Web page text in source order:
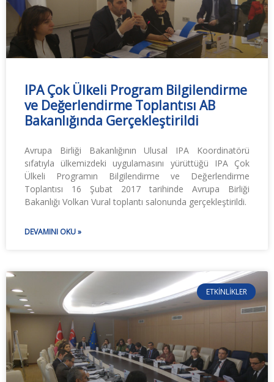
IPA Çok Ülkeli Program Bilgilendirme
ve Değerlendirme Toplantısı AB
Bakanlığında Gerçekleştirildi
Avrupa Birliği Bakanlığının Ulusal IPA Koordinatörü
sıfatıyla ülkemizdeki uygulamasını yürüttüğü IPA Çok
Ülkeli Programın Bilgilendirme ve Değerlendirme
Toplantısı 16 Şubat 2017 tarihinde Avrupa Birliği
Bakanlığı Volkan Vural toplantı salonunda gerçekleştirildi.
DEVAMINI OKU »
ETKINLIKLER